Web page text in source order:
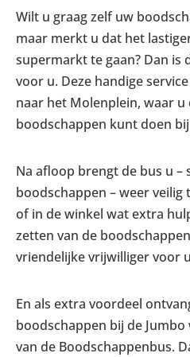
Wilt u graag zelf uw
maar merkt u dat het
supermarkt te gaan? Dan is
voor u. Deze handige
naar het Molenplein, waar
boodschappen kunt doen
Na afloop brengt de bus u –
boodschappen – weer
of in de winkel wat extra
zetten van de
vriendelijke vrijwilliger voor
En als extra voordeel
boodschappen bij de
van de Boodschappenbus.